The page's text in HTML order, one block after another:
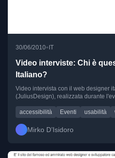
30/06/2010• IT
Video interviste: Chi è
Italiano?
Video intervista con il web designer
(JuliusDesign), realizzata durante
accessibilità Eventi usabilità
Mirko D’Isidoro